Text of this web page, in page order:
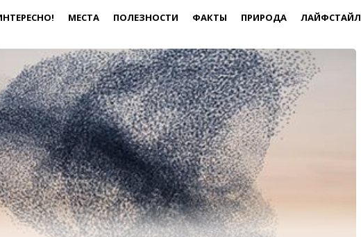
МЕСТА ПОЛЕЗНОСТИ ФАКТЫ ПРИРОДА ЛАЙФСТАЙЛ